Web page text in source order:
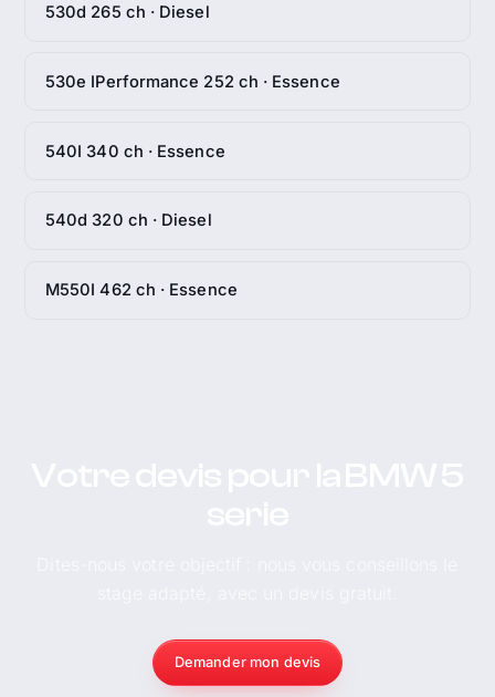
530d 265 ch · Diesel
530e IPerformance 252 ch · Essence
540I 340 ch · Essence
540d 320 ch · Diesel
M550I 462 ch · Essence
Demander mon devis